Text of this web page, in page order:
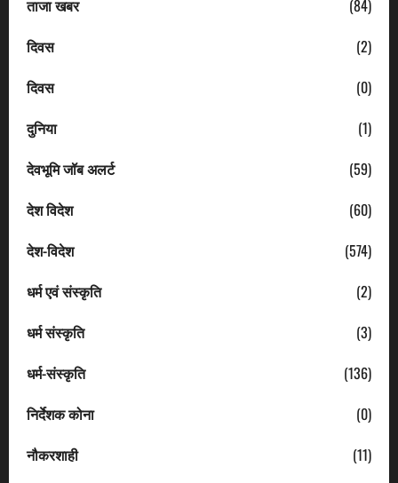
ताजा खबर
(84)
दिवस
(2)
दिवस
(0)
दुनिया
(1)
देवभूमि जॉब अलर्ट
(59)
देश विदेश
(60)
देश-विदेश
(574)
धर्म एवं संस्कृति
(2)
धर्म संस्कृति
(3)
धर्म-संस्कृति
(136)
निर्देशक कोना
(0)
नौकरशाही
(11)